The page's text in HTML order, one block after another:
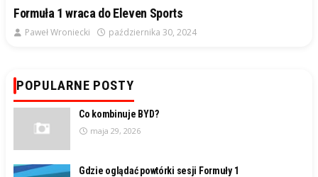
Formuła 1 wraca do Eleven Sports
Paweł Wroniecki października 30, 2024
POPULARNE POSTY
Co kombinuje BYD?
maja 29, 2026
Gdzie oglądać powtórki sesji Formuły 1